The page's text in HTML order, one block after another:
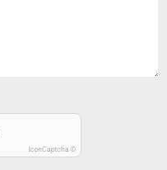
IconCaptcha ©